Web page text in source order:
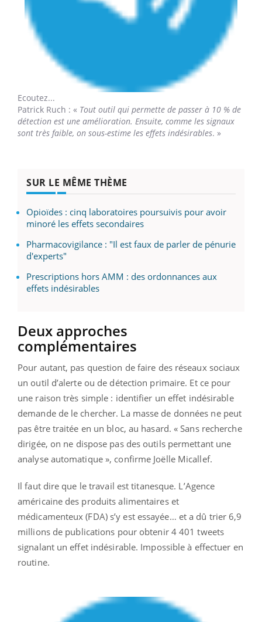
Ecoutez...
Patrick Ruch : « Tout outil qui permette de passer à 10 % de
détection est une amélioration. Ensuite, comme les signaux
sont très faible, on sous-estime les effets indésirables. »
SUR LE MÊME THÈME
Opioïdes : cinq laboratoires poursuivis pour avoir
minoré les effets secondaires
Pharmacovigilance : "Il est faux de parler de pénurie
d'experts"
Prescriptions hors AMM : des ordonnances aux
effets indésirables
Deux approches
complémentaires
Pour autant, pas question de faire des réseaux sociaux
un outil d’alerte ou de détection primaire. Et ce pour
une raison très simple : identifier un effet indésirable
demande de le chercher. La masse de données ne peut
pas être traitée en un bloc, au hasard. « Sans recherche
dirigée, on ne dispose pas des outils permettant une
analyse automatique », confirme Joëlle Micallef.
Il faut dire que le travail est titanesque. L’Agence
américaine des produits alimentaires et
médicamenteux (FDA) s’y est essayée… et a dû trier 6,9
millions de publications pour obtenir 4 401 tweets
signalant un effet indésirable. Impossible à effectuer en
routine.